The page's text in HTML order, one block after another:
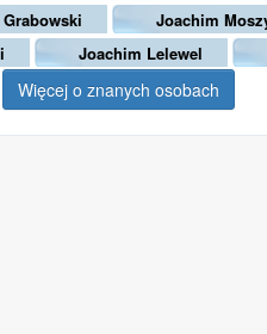
Joachim
Joachim Lelewel
Więcej o znanych osobach